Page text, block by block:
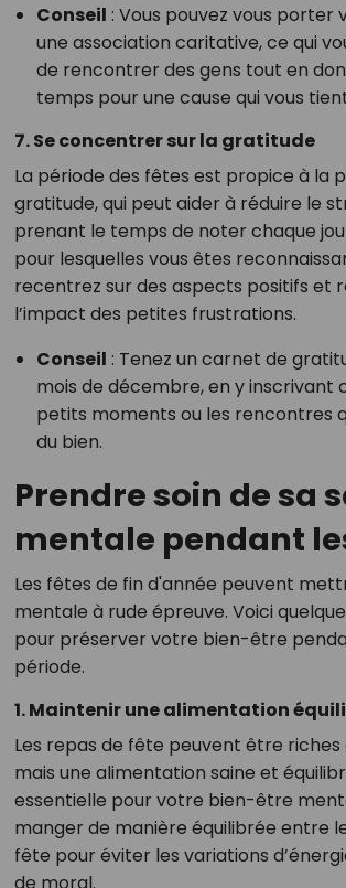
Conseil : Vous pouvez vous porter
une association caritative, ce qui
de rencontrer des gens tout en
temps pour une cause qui vous
7. Se concentrer sur la gratitude
La période des fêtes est propice à la
gratitude, qui peut aider à réduire le
prenant le temps de noter chaque
pour lesquelles vous êtes
recentrez sur des aspects positifs et
l’impact des petites frustrations.
Conseil : Tenez un carnet de
mois de décembre, en y inscrivant
petits moments ou les rencontres
du bien.
Prendre soin de sa
mentale pendant
Les fêtes de fin d'année peuvent
mentale à rude épreuve. Voici
pour préserver votre bien-être
période.
1. Maintenir une alimentation
Les repas de fête peuvent être riches
mais une alimentation saine et
essentielle pour votre bien-être
manger de manière équilibrée entre
fête pour éviter les variations
de moral.